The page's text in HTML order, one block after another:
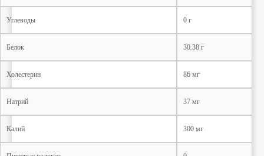
Углеводы 0 г
Белок 30.38 г
Холестерин 86 мг
Натрий 37 мг
Калий 300 мг